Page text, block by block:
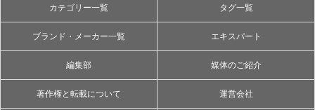
カテゴリー一覧 タグ一覧
ブランド・メーカー一覧 エキスパート
編集部 媒体のご紹介
著作権と転載について 運営会社